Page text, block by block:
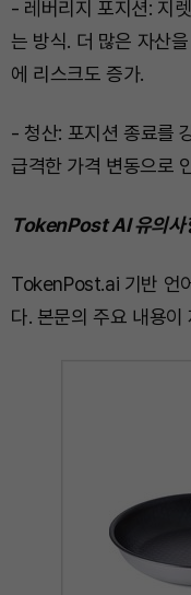
- 레버리지 포지션: 지
는 방식. 더 많은 자산
에 리스크도 증가.
- 청산: 포지션 종료를
급격한 가격 변동으로
TokenPost AI 유의사
TokenPost.ai 기반 언
다. 본문의 주요 내용